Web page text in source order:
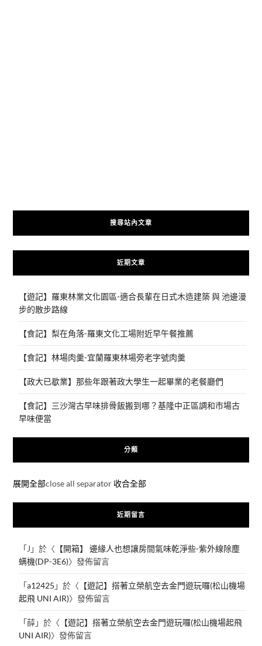
搜尋站內文章
近期文章
【遊記】羅東林業文化園區-適合長輩在日式木造建築 與 池邊漫
步的散步路線
【食記】梨在角落-羅東文化工場附近早午餐推薦
【食記】林場肉羹-宜蘭羅東林場旁老字號肉羹
【政大已歇業】那些年跟著政大學生一起畢業的老餐廳們
【食記】三沙灣古早味排骨飯搬到哪？基隆中正區調和市場古
早味便當
分類
展開全部close all separator 收合全部
近期留言
「J 」於〈 【開箱】 邊緣人也想讓房間氣味乾淨些-紫外線除塵
螨機(DP-3E6)〉發佈留言
「a12425 」於〈 【遊記】搭著立榮航空去金門遊玩囉(松山機場
起飛 UNI AIR)〉發佈留言
「薛」於〈 【遊記】搭著立榮航空去金門遊玩囉(松山機場起飛
UNI AIR)〉發佈留言